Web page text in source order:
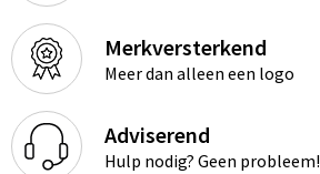
Merkversterkend
Meer dan alleen een logo
Adviserend
Hulp nodig? Geen probleem!